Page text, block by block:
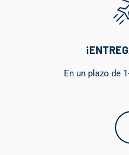
En un plazo de